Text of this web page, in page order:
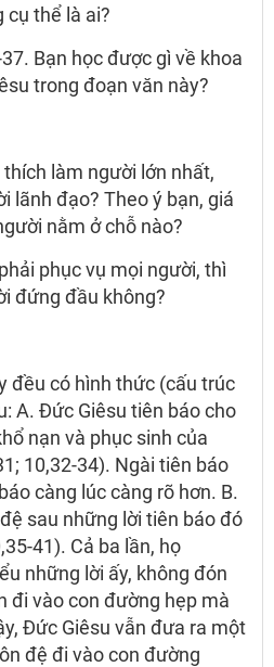
cụ thể là ai?
Bạn học được gì về khoa
trong đoạn văn này?
làm người lớn nhất,
lãnh đạo? Theo ý bạn, giá
nằm ở chỗ nào?
phục vụ mọi người, thì
đứng đầu không?
đều có hình thức (cấu trúc
A. Đức Giêsu tiên báo cho
nạn và phục sinh của
10,32-34). Ngài tiên báo
càng lúc càng rõ hơn. B.
sau những lời tiên báo đó
41). Cả ba lần, họ
những lời ấy, không đón
đi vào con đường hẹp mà
Đức Giêsu vẫn đưa ra một
đệ đi vào con đường